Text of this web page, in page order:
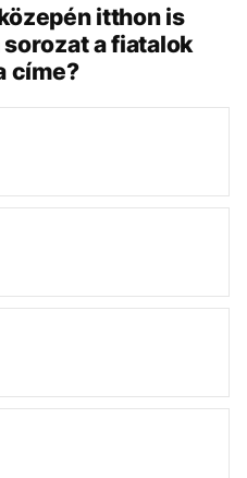
itthon is
a fiatalok
címe?